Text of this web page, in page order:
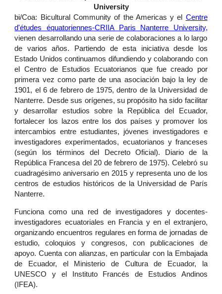
University
bi/Coa: Bicultural Community of the Americas y el Centre
d'études équatoriennes-CRIIA Paris Nanterre University,
vienen desarrollando una serie de colaboraciones a lo largo
de varios años. Partiendo de esta iniciativa desde los
Estado Unidos continuamos difundiendo y colaborando con
el Centro de Estudios Ecuatorianos que fue creado por
primera vez como parte de una asociación bajo la ley de
1901, el 6 de febrero de 1975, dentro de la Universidad de
Nanterre. Desde sus orígenes, su propósito ha sido facilitar
y desarrollar estudios sobre la República del Ecuador,
fortalecer los lazos entre los dos países y promover los
intercambios entre estudiantes, jóvenes investigadores e
investigadores experimentados, ecuatorianos y franceses
(según los términos del Decreto Oficial). Diario de la
República Francesa del 20 de febrero de 1975). Celebró su
cuadragésimo aniversario en 2015 y representa uno de los
centros de estudios históricos de la Universidad de París
Nanterre.
Funciona como una red de investigadores y docentes-
investigadores ecuatoriales en Francia y en el extranjero,
organizando encuentros regulares en forma de jornadas de
estudio, coloquios y congresos, con publicaciones de
apoyo. Cuenta con alianzas, en particular con la Embajada
de Ecuador, el Ministerio de Cultura de Ecuador, la
UNESCO y el Instituto Francés de Estudios Andinos
(IFEA).